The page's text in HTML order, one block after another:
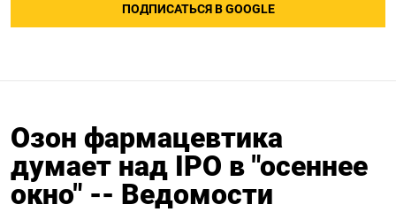
ПОДПИСАТЬСЯ В GOOGLE
Озон фармацевтика
думает над IPO в "осеннее
окно" -- Ведомости